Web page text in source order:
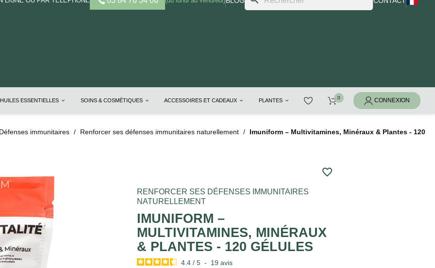
HUILES ESSENTIELLES SOINS & COSMÉTIQUES ACCESSOIRES ET CADEAUX PLANTES
immunitaires Renforcer ses défenses immunitaires naturellement
Imuniform – Multivitamines, Minéraux & Plantes - 120
favorite_border
RENFORCER SES DÉFENSES IMMUNITAIRES
NATURELLEMENT
IMUNIFORM –
MULTIVITAMINES, MINÉRAUX
& PLANTES - 120 GÉLULES
4.4 / 5 - 19avis